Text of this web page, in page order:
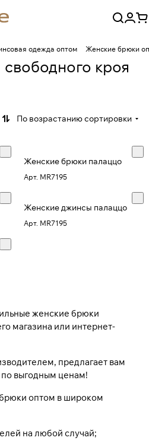
одежда оптом Женские брюки
кроя
По возрастанию сортировки
Женские брюки палаццо
Арт. MR7195
Женские джинсы палаццо
Арт. MR7195
женские брюки
магазина или интернет-
предлагает вам
выгодным ценам!
оптом в широком
на любой случай;